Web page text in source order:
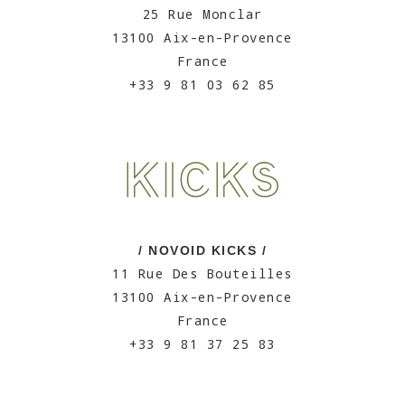
25 Rue Monclar
13100 Aix-en-Provence
France
+33 9 81 03 62 85
/ NOVOID KICKS /
11 Rue Des Bouteilles
13100 Aix-en-Provence
France
+33 9 81 37 25 83